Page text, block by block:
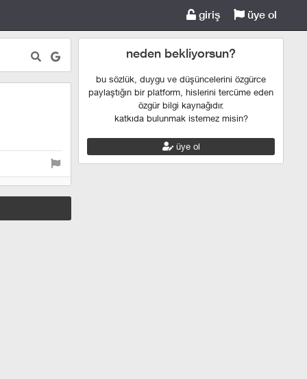
giriş üye ol
neden bekliyorsun?
bu sözlük, duygu ve düşüncelerini özgürce
paylaştığın bir platform, hislerini tercüme eden
özgür bilgi kaynağıdır.
katkıda bulunmak istemez misin?
üye ol